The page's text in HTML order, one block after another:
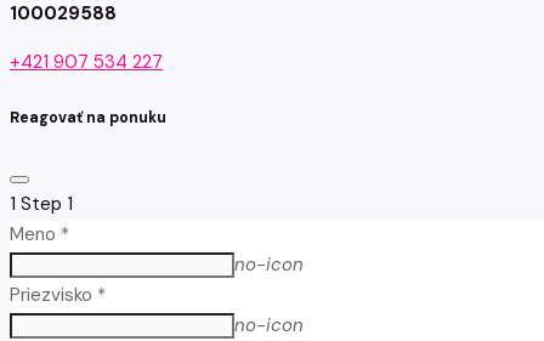
100029588
+421 907 534 227
Reagovať na ponuku
1 Step 1
Meno *
no-icon
Priezvisko *
no-icon